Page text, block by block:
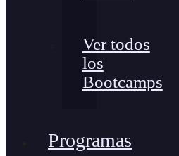
Ver todos
los
Bootcamps
Programas